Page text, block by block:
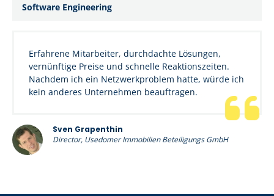
Software Engineering
Erfahrene Mitarbeiter, durchdachte Lösungen,
vernünftige Preise und schnelle Reaktionszeiten.
Nachdem ich ein Netzwerkproblem hatte, würde ich
kein anderes Unternehmen beauftragen.
Sven Grapenthin
Director, Usedomer Immobilien Beteiligungs GmbH